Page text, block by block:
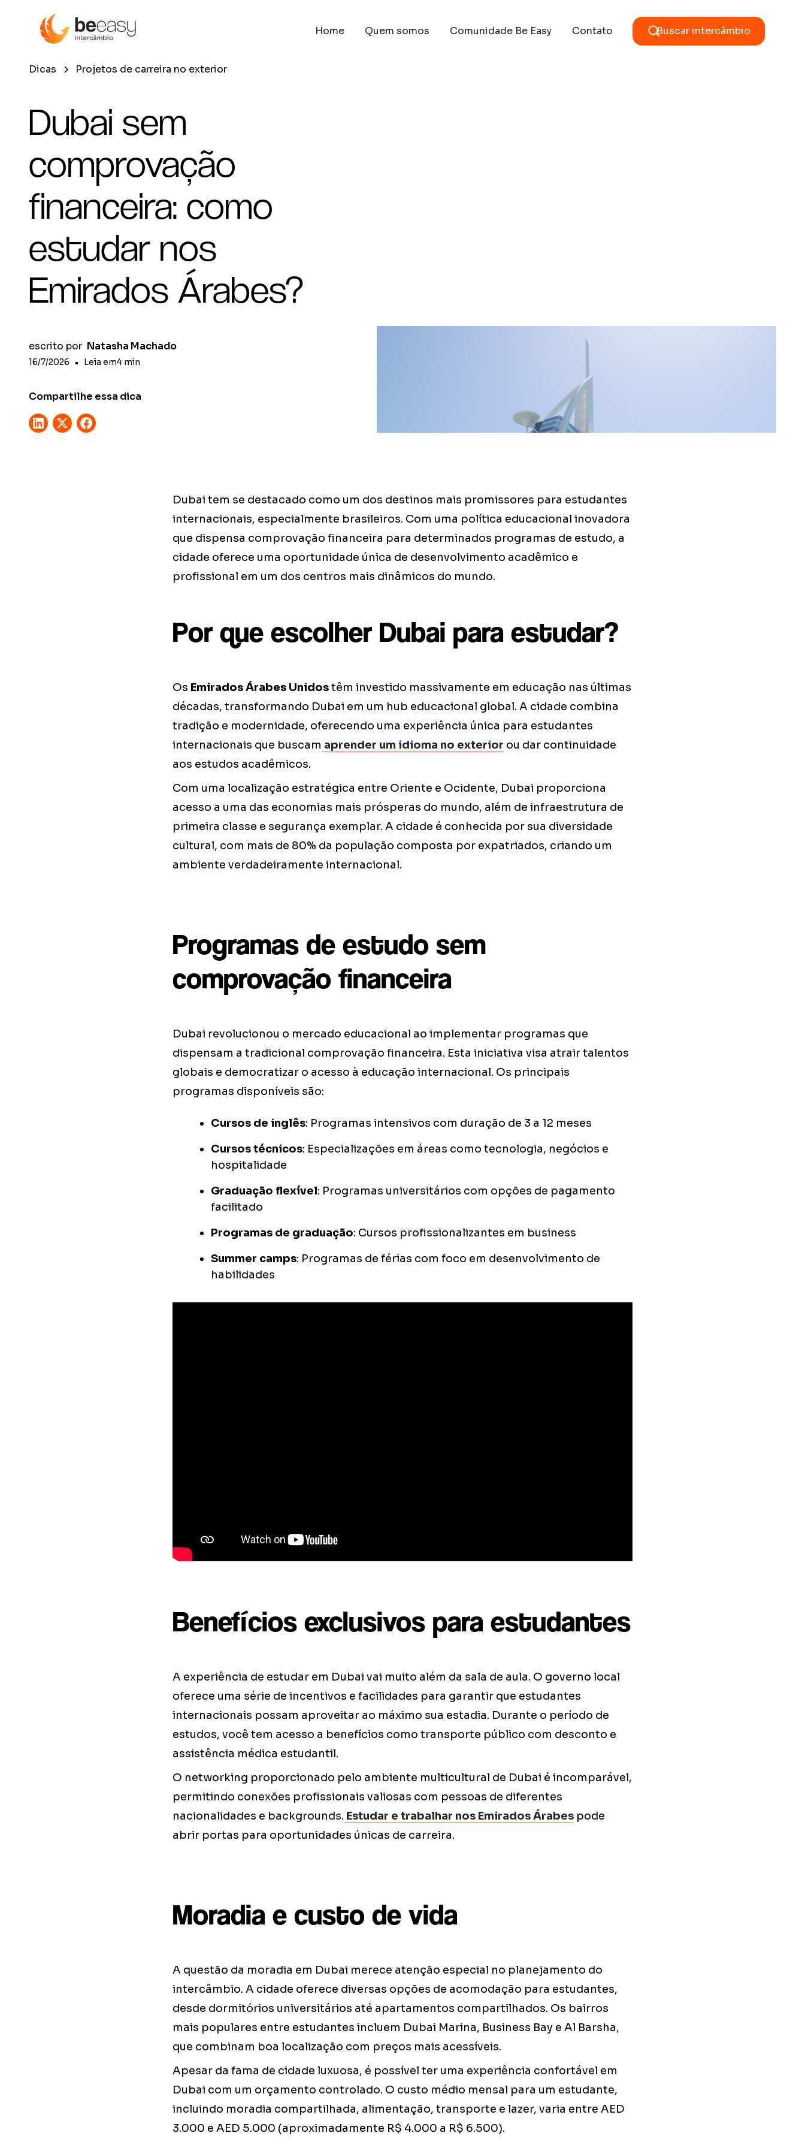
Home Quem somos Comunidade Be Easy Contato Buscar intercâmbio
Dicas Projetos de carreira no exterior
Dubai sem
comprovação
financeira: como
estudar nos
Emirados Árabes?
escrito por Natasha Machado
16/7/2026 • Leia em4 min
Compartilhe essa dica
Dubai tem se destacado como um dos destinos mais promissores para estudantes
internacionais, especialmente brasileiros. Com uma política educacional inovadora
que dispensa comprovação financeira para determinados programas de estudo, a
cidade oferece uma oportunidade única de desenvolvimento acadêmico e
profissional em um dos centros mais dinâmicos do mundo.
Por que escolher Dubai para estudar?
Os Emirados Árabes Unidostêm investido massivamente em educação nas últimas
décadas, transformando Dubai em um hub educacional global. A cidade combina
tradição e modernidade, oferecendo uma experiência única para estudantes
internacionais que buscam aprender um idioma no exterior ou dar continuidade
aos estudos acadêmicos.
Com uma localização estratégica entre Oriente e Ocidente, Dubai proporciona
acesso a uma das economias mais prósperas do mundo, além de infraestrutura de
primeira classe e segurança exemplar. A cidade é conhecida por sua diversidade
cultural, com mais de 80% da população composta por expatriados, criando um
ambiente verdadeiramente internacional.
Programas de estudo sem
comprovação financeira
Dubai revolucionou o mercado educacional ao implementar programas que
dispensam a tradicional comprovação financeira. Esta iniciativa visa atrair talentos
globais e democratizar o acesso à educação internacional. Os principais
programas disponíveis são:
Cursos de inglês: Programas intensivos com duração de 3 a 12 meses
Cursos técnicos: Especializações em áreas como tecnologia, negócios e
hospitalidade
Graduação flexível: Programas universitários com opções de pagamento
facilitado
Programas de graduação: Cursos profissionalizantes em business
Summer camps: Programas de férias com foco em desenvolvimento de
habilidades
Benefícios exclusivos para estudantes
A experiência de estudar em Dubai vai muito além da sala de aula. O governo local
oferece uma série de incentivos e facilidades para garantir que estudantes
internacionais possam aproveitar ao máximo sua estadia. Durante o período de
estudos, você tem acesso a benefícios como transporte público com desconto e
assistência médica estudantil.
O networking proporcionado pelo ambiente multicultural de Dubai é incomparável,
permitindo conexões profissionais valiosas com pessoas de diferentes
nacionalidades e backgrounds. Estudar e trabalhar nos Emirados Árabes pode
abrir portas para oportunidades únicas de carreira.
Moradia e custo de vida
A questão da moradia em Dubai merece atenção especial no planejamento do
intercâmbio. A cidade oferece diversas opções de acomodação para estudantes,
desde dormitórios universitários até apartamentos compartilhados. Os bairros
mais populares entre estudantes incluem Dubai Marina, Business Bay e Al Barsha,
que combinam boa localização com preços mais acessíveis.
Apesar da fama de cidade luxuosa, é possível ter uma experiência confortável em
Dubai com um orçamento controlado. O custo médio mensal para um estudante,
incluindo moradia compartilhada, alimentação, transporte e lazer, varia entre AED
3.000 e AED 5.000 (aproximadamente R$ 4.000 a R$ 6.500).